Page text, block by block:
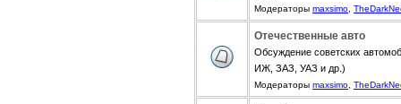
Модераторы maxsimo
Отечественные авто
Обсуждение советских
ИЖ, ЗАЗ, УАЗ и др.)
Модераторы maxsimo